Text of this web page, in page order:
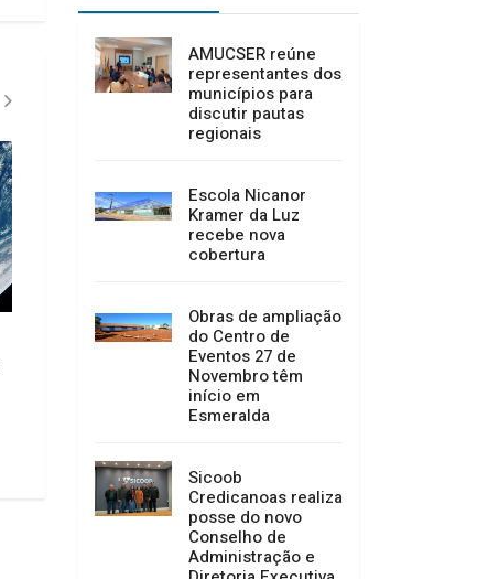
Agosto Lilás: Promotor de
Justiça inicia ciclo de palestras
sobre combate à violência
contra as mulheres na Comarca
de Campo Belo do Sul
protetivas ativas
AMUCSER reúne
representantes dos
municípios para
discutir pautas
regionais
Escola Nicanor
Kramer da Luz
recebe nova
cobertura
Obras de ampliação
do Centro de
Eventos 27 de
Novembro têm
início em
Esmeralda
Sicoob
Credicanoas realiza
posse do novo
Conselho de
Administração e